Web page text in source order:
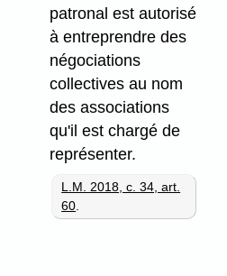
patronal est autorisé
à entreprendre des
négociations
collectives au nom
des associations
qu'il est chargé de
représenter.
L.M. 2018, c. 34, art.
60